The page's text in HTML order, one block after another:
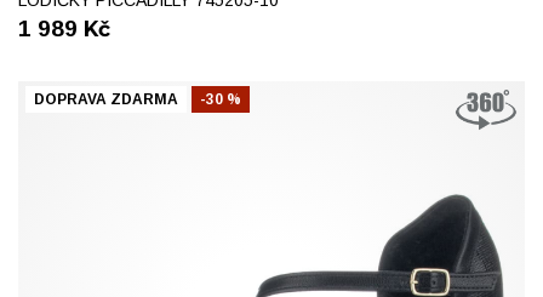
1 989 Kč
DOPRAVA ZDARMA -30 %